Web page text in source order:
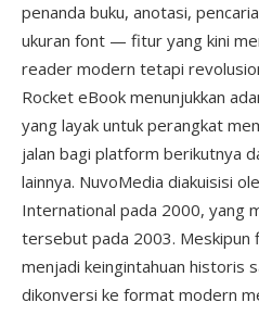
penanda buku, anotasi,
ukuran font — fitur yang kini
reader modern tetapi
Rocket eBook menunjukkan
yang layak untuk perangkat
jalan bagi platform berikutnya
lainnya. NuvoMedia diakuisisi
International pada 2000, yang
tersebut pada 2003. Meskipun
menjadi keingintahuan historis
dikonversi ke format modern